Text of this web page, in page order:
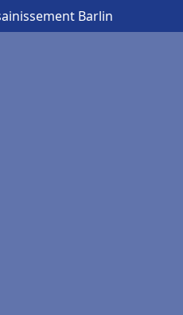
Barlin